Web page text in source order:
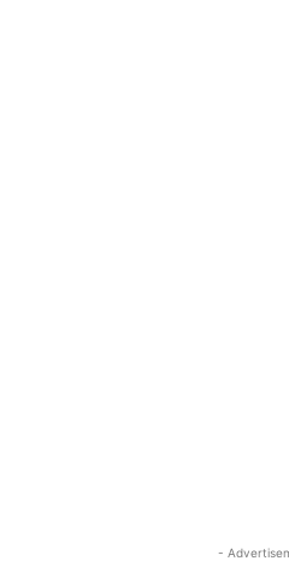
-